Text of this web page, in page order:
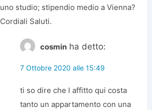
uno studio; stipendio medio a Vienna?
Cordiali Saluti.
cosmin ha detto:
7 Ottobre 2020 alle 15:49
ti so dire che l affitto qui costa
tanto un appartamento con una